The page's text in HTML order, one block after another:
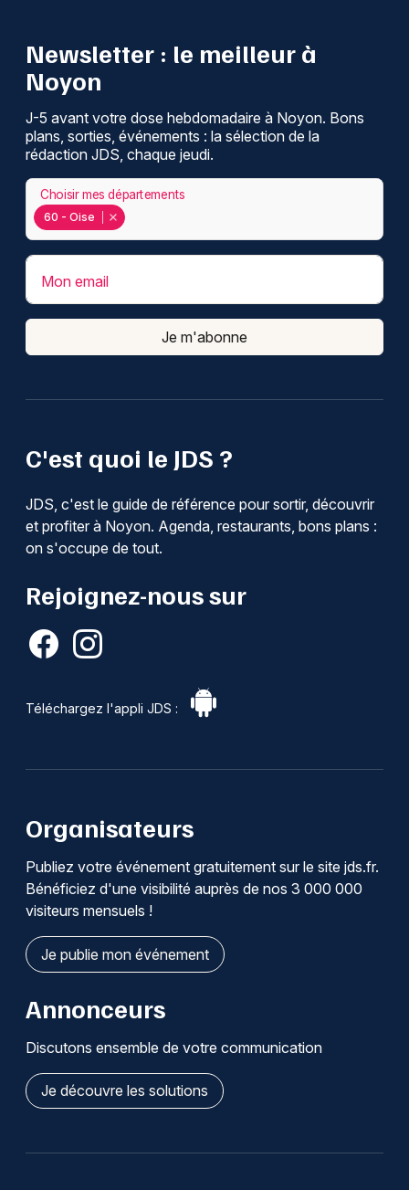
C'est quoi le JDS ?
JDS, c'est le guide de référence pour sortir, découvrir
et profiter à Noyon. Agenda, restaurants, bons plans :
on s'occupe de tout.
Rejoignez-nous sur
Téléchargez l'appli JDS :
Newsletter : le meilleur à
Noyon
J-5 avant votre dose hebdomadaire à Noyon. Bons
plans, sorties, événements : la sélection de la
rédaction JDS, chaque jeudi.
60 - Oise
Choisir mes départements
Mon email
Je m'abonne
Organisateurs
Publiez votre événement gratuitement sur le site jds.fr.
Bénéficiez d'une visibilité auprès de nos 3 000 000
visiteurs mensuels !
Je publie mon événement
Annonceurs
Discutons ensemble de votre communication
Je découvre les solutions